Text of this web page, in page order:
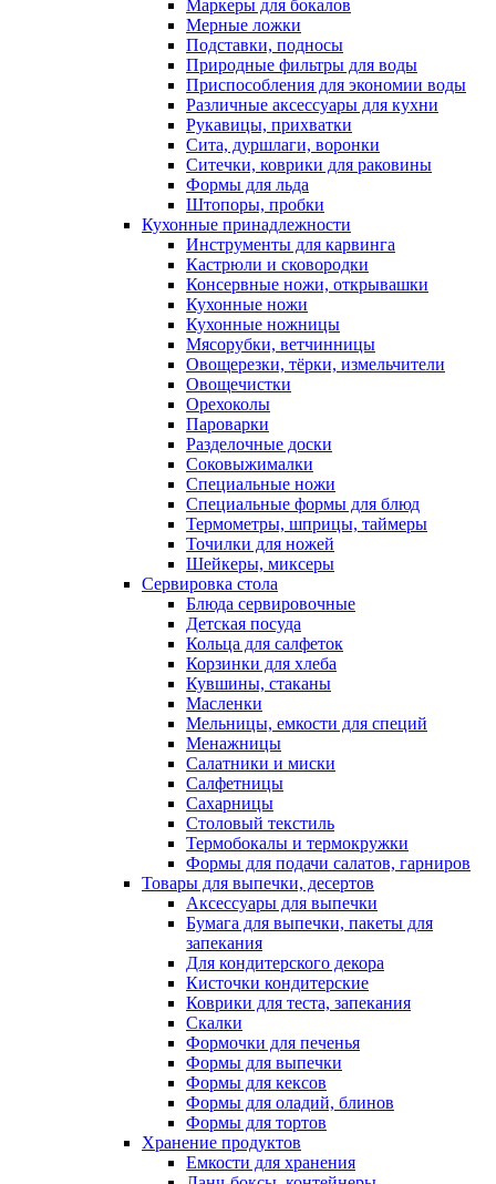
Маркеры для бокалов
Мерные ложки
Подставки, подносы
Природные фильтры для воды
Приспособления для экономии воды
Различные аксессуары для кухни
Рукавицы, прихватки
Сита, дуршлаги, воронки
Ситечки, коврики для раковины
Формы для льда
Штопоры, пробки
Кухонные принадлежности
Инструменты для карвинга
Кастрюли и сковородки
Консервные ножи, открывашки
Кухонные ножи
Кухонные ножницы
Мясорубки, ветчинницы
Овощерезки, тёрки, измельчители
Овощечистки
Орехоколы
Пароварки
Разделочные доски
Соковыжималки
Специальные ножи
Специальные формы для блюд
Термометры, шприцы, таймеры
Точилки для ножей
Шейкеры, миксеры
Сервировка стола
Блюда сервировочные
Детская посуда
Кольца для салфеток
Корзинки для хлеба
Кувшины, стаканы
Масленки
Мельницы, емкости для специй
Менажницы
Салатники и миски
Салфетницы
Сахарницы
Столовый текстиль
Термобокалы и термокружки
Формы для подачи салатов, гарниров
Товары для выпечки, десертов
Аксессуары для выпечки
Бумага для выпечки, пакеты для
запекания
Для кондитерского декора
Кисточки кондитерские
Коврики для теста, запекания
Скалки
Формочки для печенья
Формы для выпечки
Формы для кексов
Формы для оладий, блинов
Формы для тортов
Хранение продуктов
Емкости для хранения